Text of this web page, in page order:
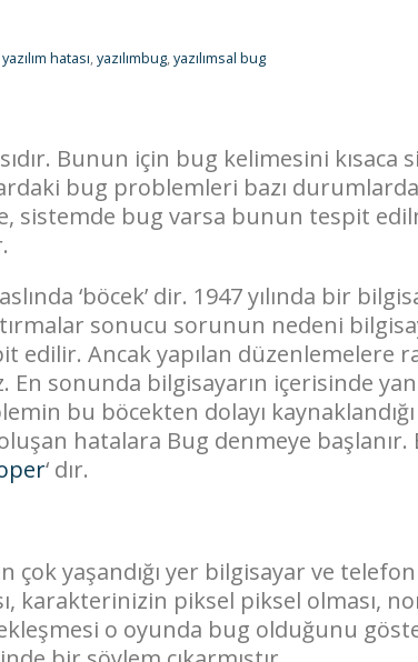
yazılım hatası,yazılımbug,yazılımsal bug
Bunun için bug kelimesini kısaca
bug problemleri bazı
sistemde bug varsa bunun tespit
‘böcek’ dir. 1947 yılında bir
sonucu sorunun nedeni
edilir. Ancak yapılan düzenlemelere
En sonunda bilgisayarın içerisinde
bu böcekten dolayı
hatalara Bug denmeye
‘ dır.
çok yaşandığı yer bilgisayar ve
karakterinizin piksel piksel olması,
o oyunda bug olduğunu